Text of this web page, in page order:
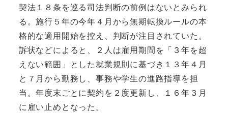
契法１８条を巡る司法判断の前例はないとみられ
る。施行５年の今年４月から無期転換ルールの本
格的な適用開始を控え、判断が注目されていた。
訴状などによると、２人は雇用期間を「３年を超
えない範囲」とした就業規則に基づき１３年４月
と７月から勤務し、事務や学生の進路指導を担
当。年度末ごとに契約を２度更新し、１６年３月
に雇い止めとなった。